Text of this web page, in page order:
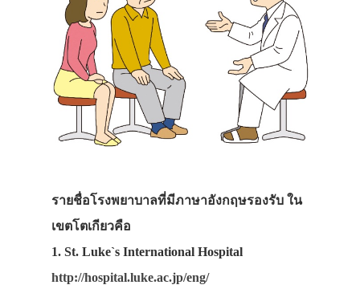
รายชื่อโรงพยาบาลที่มีภาษาอังกฤษรองรับ ใน
เขตโตเกียวคือ
1. St. Luke`s International Hospital
http://hospital.luke.ac.jp/eng/